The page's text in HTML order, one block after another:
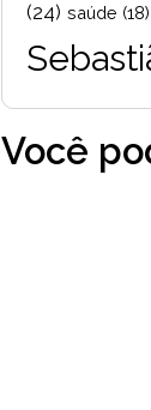
(24) saúde (18)
Você